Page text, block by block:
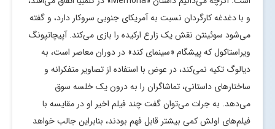
و با دغدغه کارگردان نسبت به آمریکای جنوبی سروکار دارد، و گفته
می‌شود سوئینتن نقش یک زارع ارکیده را بازی می‌کند. آپیچاتپونگ
ویراستاکول که پیشگام «سینمای کند» در دوران معاصر است، به
دیالوگ تکیه نمی‌کند، در عوض با استفاده از تصاویر متفکرانه و
ساختارهای داستانی، تماشاگران را به درون یک خلسه سوق
می‌دهد. به جرات می‌توان گفت چند فیلم اخیر او در مقایسه با
فیلم‌های اولش کمی بیشتر قابل فهم بودند، بنابراین جالب خواهد